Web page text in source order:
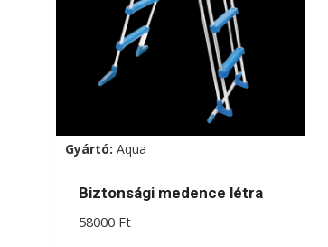
Gyártó: Aqua
Biztonsági medence létra
58000 Ft